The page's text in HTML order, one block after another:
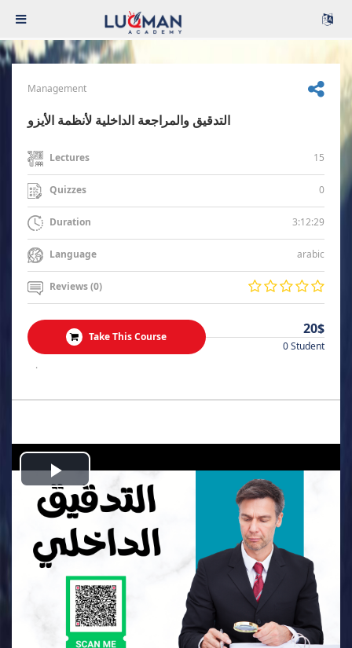
Management
التدقيق والمراجعة الداخلية لأنظمة الأيزو
Lectures 15
Quizzes 0
Duration 3:12:29
Language arabic
Reviews (0)
Take This Course 20$
0 Student
.
Play
Video